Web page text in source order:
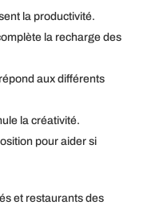
la productivité.
la recharge des
aux différents
la créativité.
pour aider si
et restaurants des